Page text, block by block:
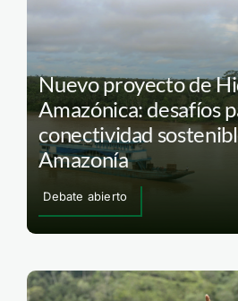
Nuevo proyecto de
Amazónica: desafíos
conectividad
Amazonía
Debate abierto